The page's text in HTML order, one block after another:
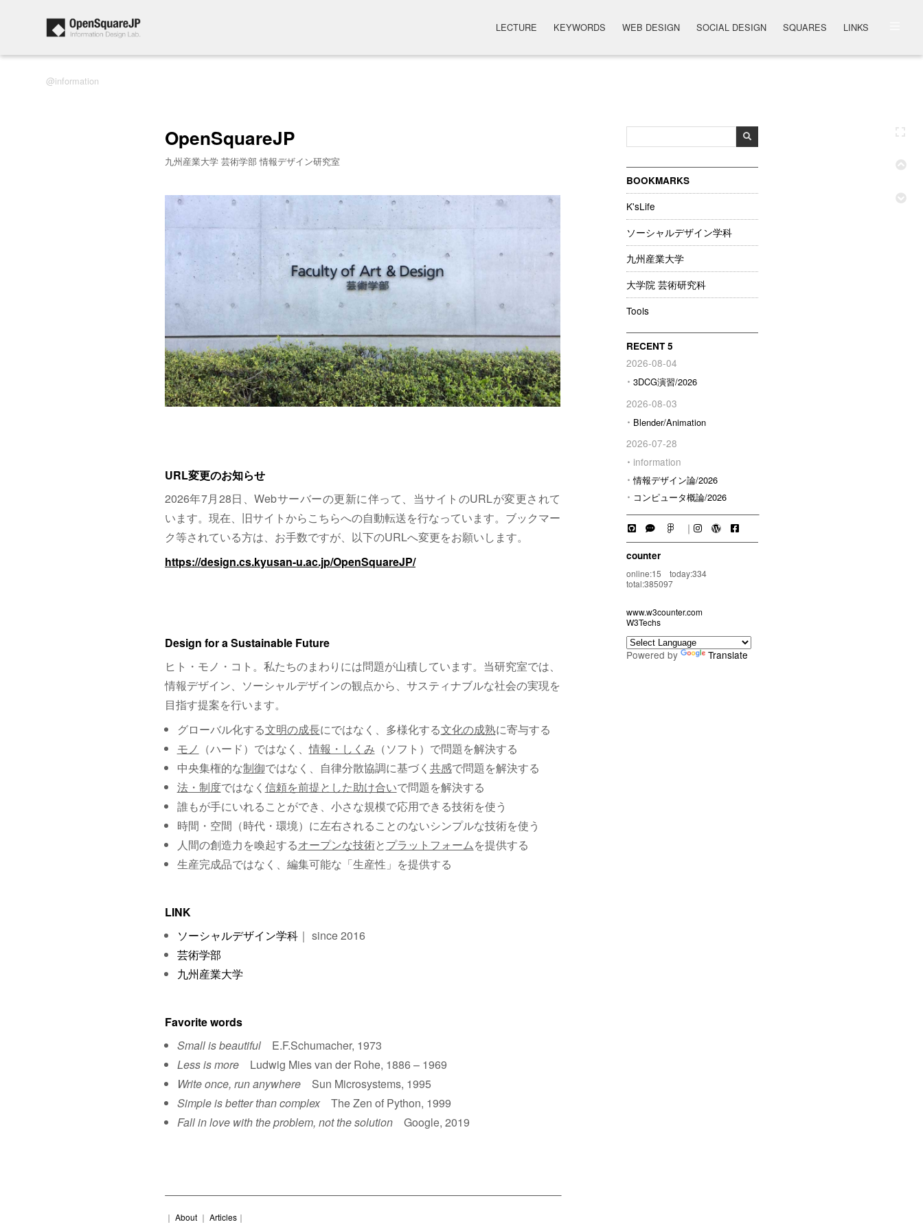
information
LECTURE KEYWORDS WEB DESIGN SOCIAL DESIGN SQUARES LINKS
BOOKMARKS
K'sLife
ソーシャルデザイン学科
九州産業大学
大学院 芸術研究科
Tools
RECENT 5
2026-08-04
3DCG演習/2026
2026-08-03
Blender/Animation
2026-07-28
information
情報デザイン論/2026
コンピュータ概論/2026
｜
counter
online:15 today:334
total:385097
www.w3counter.com
W3Techs
Powered by Translate
OpenSquareJP
九州産業大学 芸術学部 情報デザイン研究室
URL変更のお知らせ
2026年7月28日、Webサーバーの更新に伴って、当サイトのURLが変更されて
います。現在、旧サイトからこちらへの自動転送を行なっています。ブックマー
ク等されている方は、お手数ですが、以下のURLへ変更をお願いします。
https://design.cs.kyusan-u.ac.jp/OpenSquareJP/
Design for a Sustainable Future
ヒト・モノ・コト。私たちのまわりには問題が山積しています。当研究室では、
情報デザイン、ソーシャルデザインの観点から、サスティナブルな社会の実現を
目指す提案を行います。
グローバル化する文明の成長にではなく、多様化する文化の成熟に寄与する
モノ （ハード）ではなく、情報・しくみ （ソフト）で問題を解決する
中央集権的な制御ではなく、自律分散協調に基づく 共感で問題を解決する
法・制度ではなく 信頼を前提とした助け合いで問題を解決する
誰もが手にいれることができ、小さな規模で応用できる技術を使う
時間・空間（時代・環境）に左右されることのないシンプルな技術を使う
人間の創造力を喚起するオープンな技術とプラットフォームを提供する
生産完成品ではなく、編集可能な「生産性」を提供する
LINK
ソーシャルデザイン学科｜ since 2016
芸術学部
九州産業大学
Favorite words
Small is beautifulE.F.Schumacher, 1973
Less is moreLudwig Mies van der Rohe, 1886 – 1969
Write once, run anywhereSun Microsystems, 1995
Simple is better than complexThe Zen of Python, 1999
Fall in love with the problem, not the solutionGoogle, 2019
｜ About ｜ Articles ｜